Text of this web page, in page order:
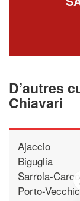
D’autres
Chiavari
Ajaccio
Biguglia
Sarrola-
Porto-Vecchio
✕